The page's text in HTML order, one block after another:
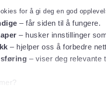
for å gi deg en god
– får siden til å fungere.
– husker innstillinger
– hjelper oss å forbedre
– viser deg relevante